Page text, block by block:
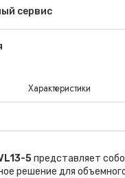
сервис
Характеристики
5представляет
решение для